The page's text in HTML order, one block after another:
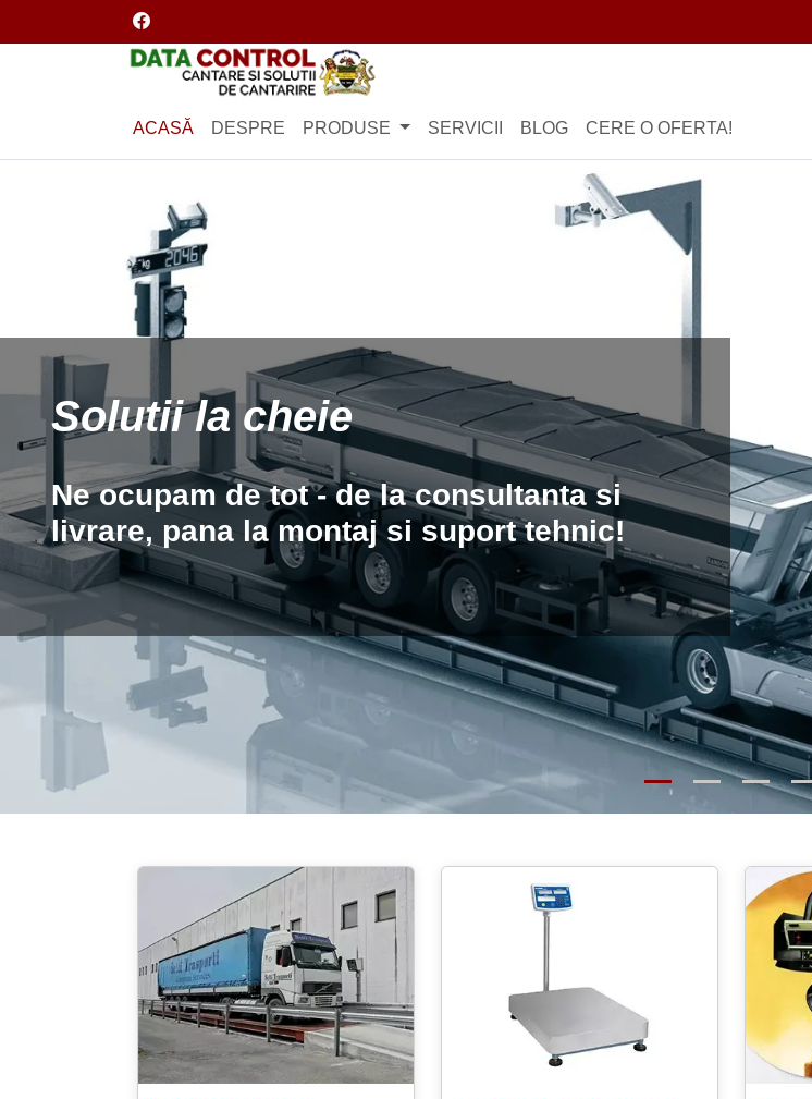
Facebook
ACASĂ DESPRE PRODUSE SERVICII BLOG CERE O OFERTA!
Cantar auto relocabil SPT
Cantar portabil pentru autovehicule,
robust si usor de transportat datorita unui
sistem inovativ care permite asamblarea
si dezasamblarea rapida.